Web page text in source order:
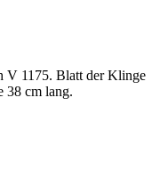
V 1175. Blatt der Klinge
38 cm lang.